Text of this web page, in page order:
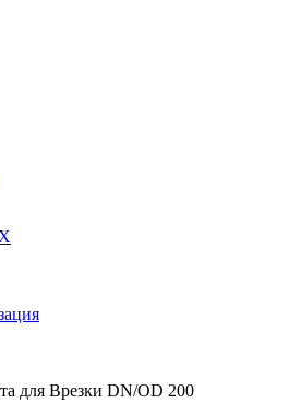
для Врезки DN/OD 200